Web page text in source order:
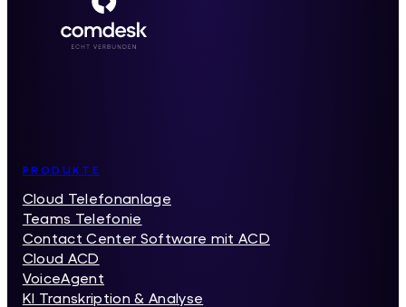
Inhaltsverzeichnis
PRODUKTE
Cloud Telefonanlage
Teams Telefonie
Contact Center Software mit ACD
Cloud ACD
VoiceAgent
KI Transkription & Analyse